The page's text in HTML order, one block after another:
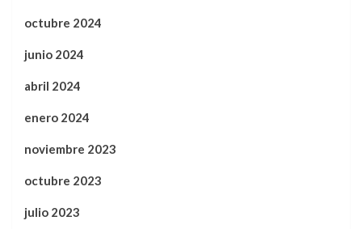
octubre 2024
junio 2024
abril 2024
enero 2024
noviembre 2023
octubre 2023
julio 2023